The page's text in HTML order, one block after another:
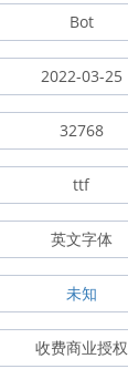
Bot
2022-03-25
32768
ttf
英文字体
未知
收费商业授权